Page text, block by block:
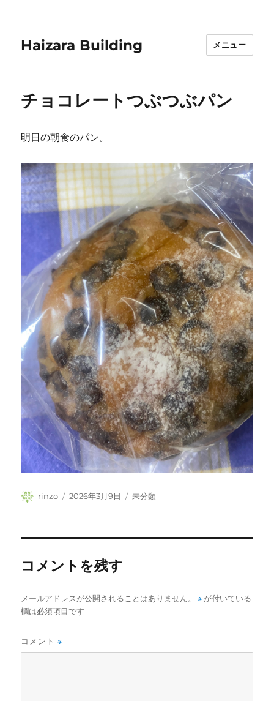
Haizara Building メニュー
チョコレートつぶつぶパン
明日の朝食のパン。
投
rinzo
投
2026年3月9日
カ
未分類
コメントを残す
メールアドレスが公開されることはありません。 ※ が付いている
欄は必須項目です
コメント※